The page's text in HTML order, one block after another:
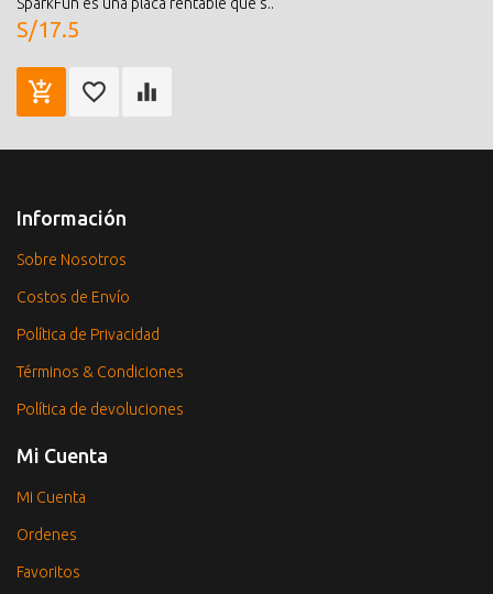
S/17.5
Información
Sobre Nosotros
Costos de Envío
Política de Privacidad
Términos & Condiciones
Política de devoluciones
Mi Cuenta
Mi Cuenta
Ordenes
Favoritos